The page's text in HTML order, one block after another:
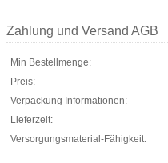
Zahlung und Versand AGB
Min Bestellmenge:
Preis:
Verpackung Informationen:
Lieferzeit:
Versorgungsmaterial-Fähigkeit: